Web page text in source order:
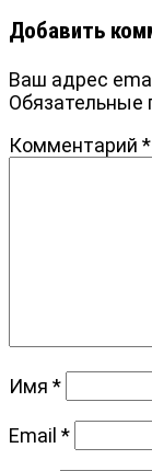
Добавить
Ваш адрес
Обязательные
Комментарий *
Имя *
Email *